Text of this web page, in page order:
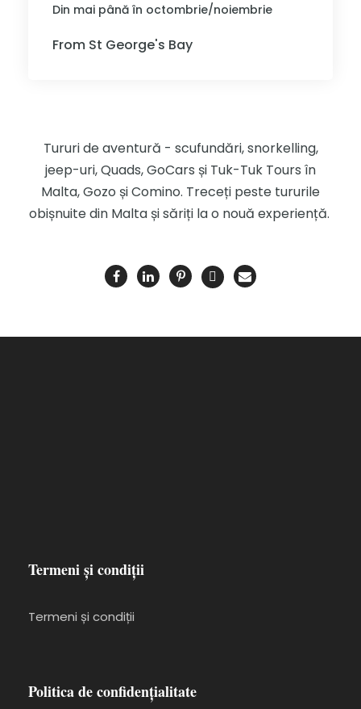
Din mai până în octombrie/noiembrie
From St George's Bay
Tururi de aventură - scufundări, snorkelling,
jeep-uri, Quads, GoCars și Tuk-Tuk Tours în
Malta, Gozo și Comino. Treceți peste tururile
obișnuite din Malta și săriți la o nouă experiență.
Termeni și condiții
Termeni și condiții
Politica de confidențialitate